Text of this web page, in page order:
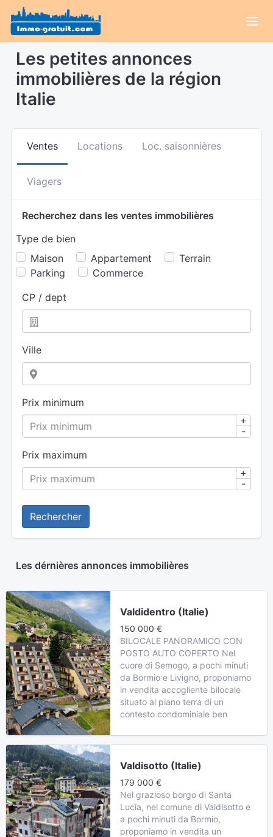
Les petites annonces
immobilières de la région
Italie
Ventes Locations Loc. saisonnières
Viagers
Recherchez dans les ventes immobilières
Type de bien
Maison
Appartement
Terrain
Parking
Commerce
CP / dept
Ville
Prix minimum
+
-
Prix maximum
+
-
Rechercher
Les dérnières annonces immobilières
Valdidentro (Italie)
150 000 €
BILOCALE PANORAMICO CON
POSTO AUTO COPERTO Nel
cuore di Semogo, a pochi minuti
da Bormio e Livigno, proponiamo
in vendita accogliente bilocale
situato al piano terra di un
contesto condominiale ben
Valdisotto (Italie)
179 000 €
Nel grazioso borgo di Santa
Lucia, nel comune di Valdisotto e
a pochi minuti da Bormio,
proponiamo in vendita un